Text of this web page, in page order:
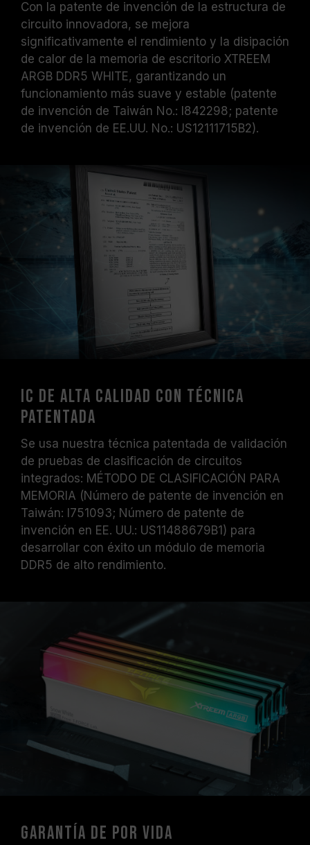
Con la patente de invención de la estructura de
circuito innovadora, se mejora
significativamente el rendimiento y la disipación
de calor de la memoria de escritorio XTREEM
ARGB DDR5 WHITE, garantizando un
funcionamiento más suave y estable (patente
de invención de Taiwán No.: I842298; patente
de invención de EE.UU. No.: US12111715B2).
IC de alta calidad con técnica
patentada
Se usa nuestra técnica patentada de validación
de pruebas de clasificación de circuitos
integrados: MÉTODO DE CLASIFICACIÓN PARA
MEMORIA (Número de patente de invención en
Taiwán: I751093; Número de patente de
invención en EE. UU.: US11488679B1) para
desarrollar con éxito un módulo de memoria
DDR5 de alto rendimiento.
Garantía de por vida